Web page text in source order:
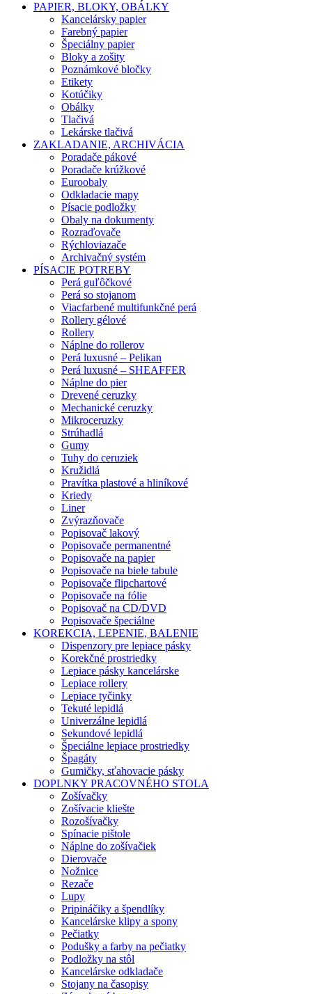
PAPIER, BLOKY, OBÁLKY
Kancelársky papier
Farebný papier
Špeciálny papier
Bloky a zošity
Poznámkové bločky
Etikety
Kotúčiky
Obálky
Tlačivá
Lekárske tlačivá
ZAKLADANIE, ARCHIVÁCIA
Poradače pákové
Poradače krúžkové
Euroobaly
Odkladacie mapy
Písacie podložky
Obaly na dokumenty
Rozraďovače
Rýchloviazače
Archivačný systém
PÍSACIE POTREBY
Perá guľôčkové
Perá so stojanom
Viacfarbené multifunkčné perá
Rollery gélové
Rollery
Náplne do rollerov
Perá luxusné – Pelikan
Perá luxusné – SHEAFFER
Náplne do pier
Drevené ceruzky
Mechanické ceruzky
Mikroceruzky
Strúhadlá
Gumy
Tuhy do ceruziek
Kružidlá
Pravítka plastové a hliníkové
Kriedy
Liner
Zvýrazňovače
Popisovač lakový
Popisovače permanentné
Popisovače na papier
Popisovače na biele tabule
Popisovače flipchartové
Popisovače na fólie
Popisovač na CD/DVD
Popisovače špeciálne
KOREKCIA, LEPENIE, BALENIE
Dispenzory pre lepiace pásky
Korekčné prostriedky
Lepiace pásky kancelárske
Lepiace rollery
Lepiace tyčinky
Tekuté lepidlá
Univerzálne lepidlá
Sekundové lepidlá
Špeciálne lepiace prostriedky
Špagáty
Gumičky, sťahovacie pásky
DOPLNKY PRACOVNÉHO STOLA
Zošívačky
Zošívacie kliešte
Rozošívačky
Spínacie pištole
Náplne do zošívačiek
Dierovače
Nožnice
Rezače
Lupy
Pripináčiky a špendlíky
Kancelárske klipy a spony
Pečiatky
Podušky a farby na pečiatky
Podložky na stôl
Kancelárske odkladače
Stojany na časopisy